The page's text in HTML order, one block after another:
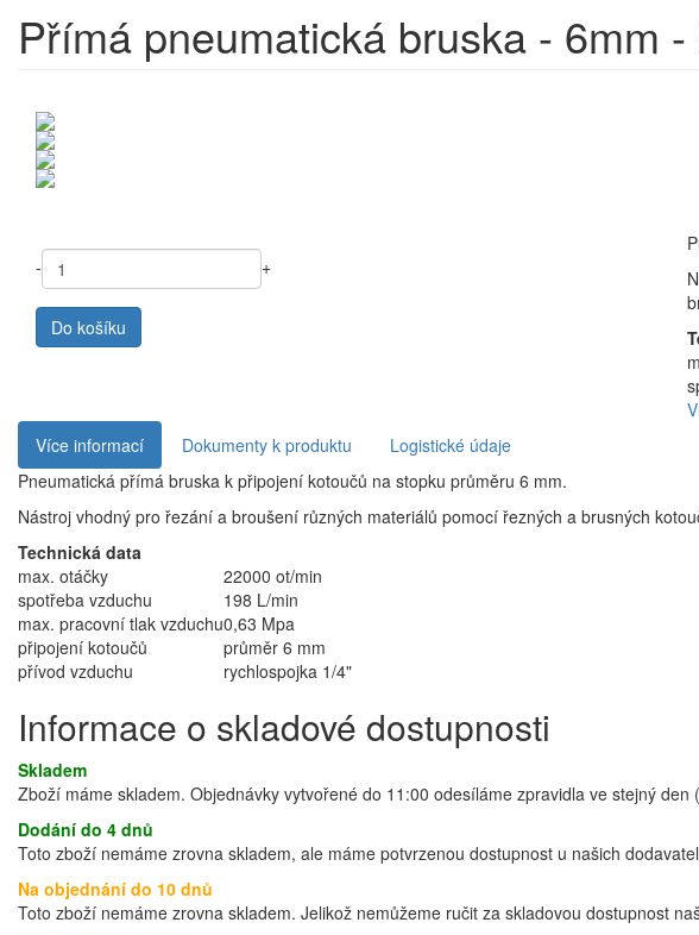
Přímá pneumatická bruska - 6mm
-
+
Do košíku
Více informací
Dokumenty k produktu
Logistické údaje
Pneumatická přímá bruska k připojení kotoučů na stopku průměru 6 mm.
Nástroj vhodný pro řezání a broušení různých materiálů pomocí řezných a brusných
Technická data
max. otáčky
22000 ot/min
spotřeba vzduchu
198 L/min
max. pracovní tlak vzduchu0,63 Mpa
připojení kotoučů
průměr 6 mm
přívod vzduchu
rychlospojka 1/4"
Informace o skladové dostupnosti
Skladem
Zboží máme skladem. Objednávky vytvořené do 11:00 odesíláme zpravidla ve stejný
Dodání do 4 dnů
Toto zboží nemáme zrovna skladem, ale máme potvrzenou dostupnost u našich
Na objednání do 10 dnů
Toto zboží nemáme zrovna skladem. Jelikož nemůžeme ručit za skladovou dostupnost